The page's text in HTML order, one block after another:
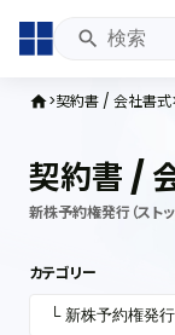
home 契約書 / 会社書式
契約書 /
新株予約権発行（ストッ
カテゴリー